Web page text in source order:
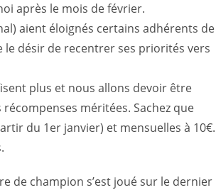
après le mois de février.
aient éloignés certains adhérents de
le désir de recentrer ses priorités vers
plus et nous allons devoir être
méritées. Sachez que
du 1er janvier) et mensuelles à 10€.
de champion s’est joué sur le dernier